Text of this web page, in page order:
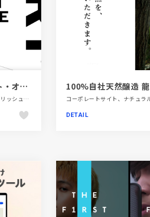
アニメ『ソードアート・オンライン』10周年プロジェクト
スクロールエフェクト、スタイリッシュ、テレビ・アニメ・映画・芸能、フラットデザイン、ブラック系 、ブランド・サービスサイト、ブルー系、ホワイト系、モーション多め
DETAIL